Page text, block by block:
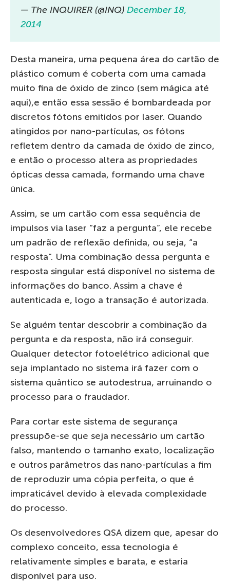
— The INQUIRER (@INQ) December 18,
2014
Desta maneira, uma pequena área do cartão de
plástico comum é coberta com uma camada
muito fina de óxido de zinco (sem mágica até
aqui),e então essa sessão é bombardeada por
discretos fótons emitidos por laser. Quando
atingidos por nano-partículas, os fótons
refletem dentro da camada de óxido de zinco,
e então o processo altera as propriedades
ópticas dessa camada, formando uma chave
única.
Assim, se um cartão com essa sequência de
impulsos via laser “faz a pergunta”, ele recebe
um padrão de reflexão definida, ou seja, “a
resposta”. Uma combinação dessa pergunta e
resposta singular está disponível no sistema de
informações do banco. Assim a chave é
autenticada e, logo a transação é autorizada.
Se alguém tentar descobrir a combinação da
pergunta e da resposta, não irá conseguir.
Qualquer detector fotoelétrico adicional que
seja implantado no sistema irá fazer com o
sistema quântico se autodestrua, arruinando o
processo para o fraudador.
Para cortar este sistema de segurança
pressupõe-se que seja necessário um cartão
falso, mantendo o tamanho exato, localização
e outros parâmetros das nano-partículas a fim
de reproduzir uma cópia perfeita, o que é
impraticável devido à elevada complexidade
do processo.
Os desenvolvedores QSA dizem que, apesar do
complexo conceito, essa tecnologia é
relativamente simples e barata, e estaria
disponível para uso.